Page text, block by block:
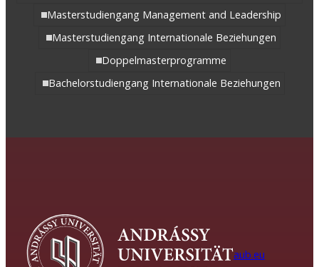
Masterstudiengang Management and Leadership
Masterstudiengang Internationale Beziehungen
Doppelmasterprogramme
Bachelorstudiengang Internationale Beziehungen
aub.eu